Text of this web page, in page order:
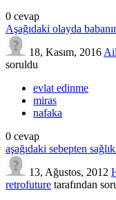
0 cevap
Aşağıdaki olayda
18, Kasım, 2016
soruldu
evlat edinme
miras
nafaka
0 cevap
aşağıdaki sebepten
13, Ağustos, 2012
retrofuture tarafından